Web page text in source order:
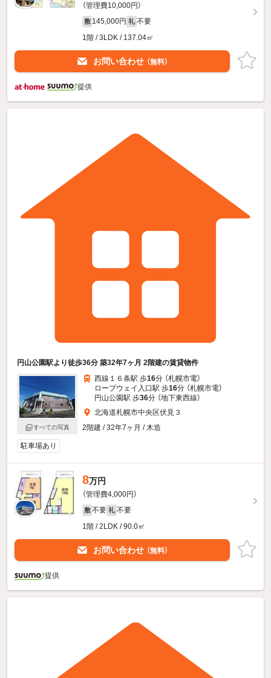
（管理費10,000円）
敷 145,000円 礼 不要
1階 / 3LDK / 137.04㎡
お問い合わせ （無料）
提供
円山公園駅より徒歩36分 築32年7ヶ月 2階建の賃貸物件
すべての写真
西線１６条駅 歩16分 （札幌市電）
ロープウェイ入口駅 歩16分 （札幌市電）
円山公園駅 歩36分 （地下東西線）
北海道札幌市中央区伏見３
2階建 / 32年7ヶ月 / 木造
駐車場あり
8万円
（管理費4,000円）
敷 不要 礼 不要
1階 / 2LDK / 90.0㎡
お問い合わせ （無料）
提供